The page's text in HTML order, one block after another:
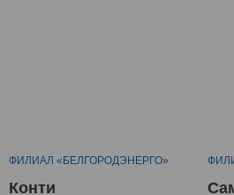
ФИЛИАЛ «БЕЛГОРОДЭНЕРГО»
Конти